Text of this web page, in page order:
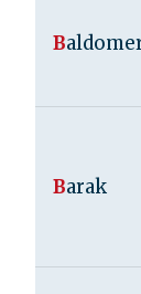
B
Barak